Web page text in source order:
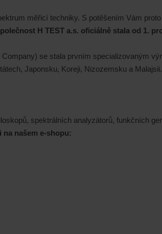
měřicí techniky. S potěšením Vám
H TEST a.s. oficiálně stala od 1.
se stala prvním specializovaným
Japonsku, Koreji, Nizozemsku a Malajsii.
spektrálních analyzátorů, funkčních
našem e-shopu: